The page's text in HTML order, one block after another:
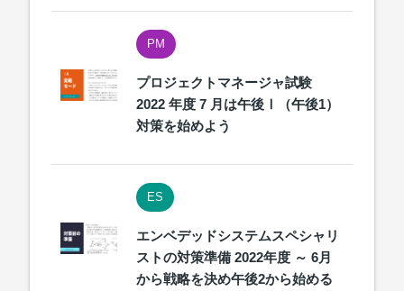
PM
プロジェクトマネージャ試験
2022 年度 7 月は午後Ⅰ（午後1）
対策を始めよう
ES
エンベデッドシステムスペシャリ
ストの対策準備 2022年度 ～ 6月
から戦略を決め午後2から始める